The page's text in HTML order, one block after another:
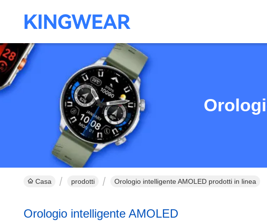
Casa prodotti Orologio intelligente AMOLED prodotti in linea
Orologio intelligente AMOLED